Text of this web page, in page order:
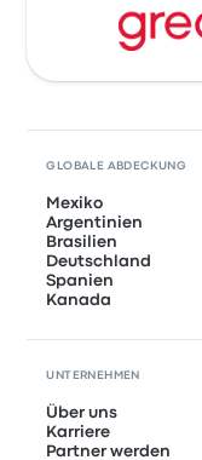
GLOBALE ABDECKUNG
Mexiko
Argentinien
Brasilien
Deutschland
Spanien
Kanada
UNTERNEHMEN
Über uns
Karriere
Partner werden